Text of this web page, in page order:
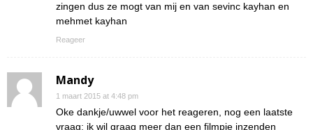
zingen dus ze mogt van mij en van sevinc kayhan en
mehmet kayhan
Reageer
Mandy
1 maart 2015 at 4:48 pm
Oke dankje/uwwel voor het reageren, nog een laatste
vraag: ik wil graag meer dan een filmpje inzenden